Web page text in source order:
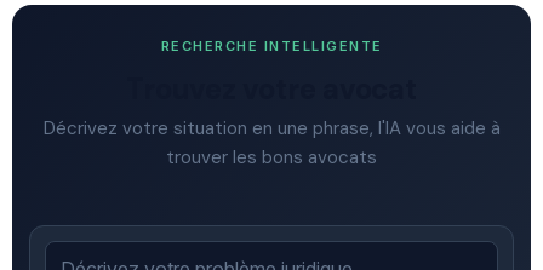
RECHERCHE INTELLIGENTE
Décrivez votre situation en une phrase, l'IA vous aide à
trouver les bons avocats